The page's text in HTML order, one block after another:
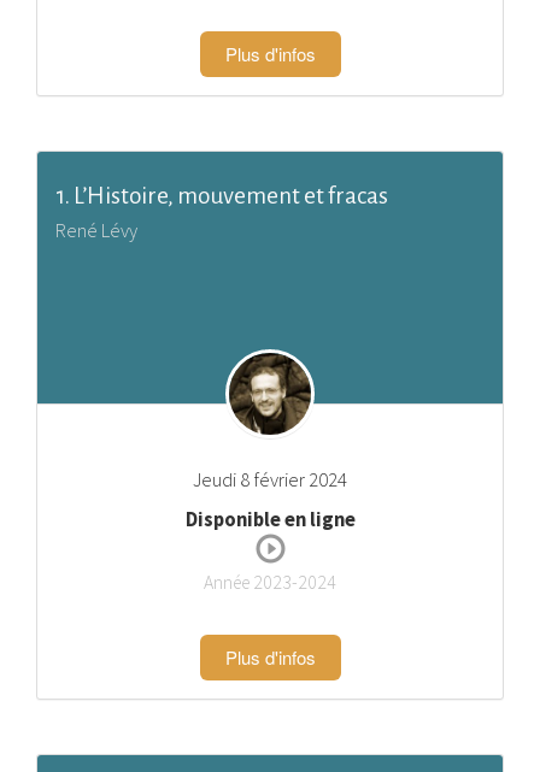
Plus d'infos
1. L’Histoire, mouvement et fracas
René Lévy
Jeudi 8 février 2024
Disponible en ligne
Année 2023-2024
Plus d'infos